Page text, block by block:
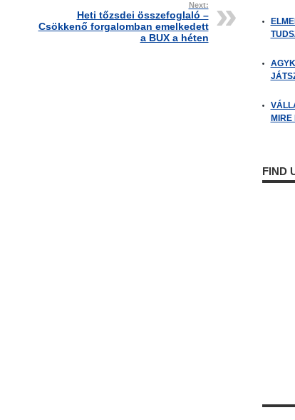
Next:
Heti tőzsdei összefoglaló –
Csökkenő forgalomban emelkedett
a BUX a héten
MIRE
FIND